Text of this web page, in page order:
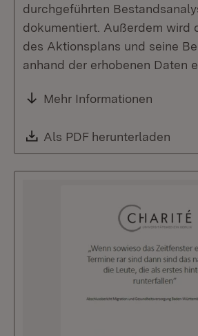
durchgeführten
dokumentiert. Außerdem wird
des Aktionsplans und seine
anhand der erhobenen Daten
Mehr Informationen
Download:
Als PDF herunterladen